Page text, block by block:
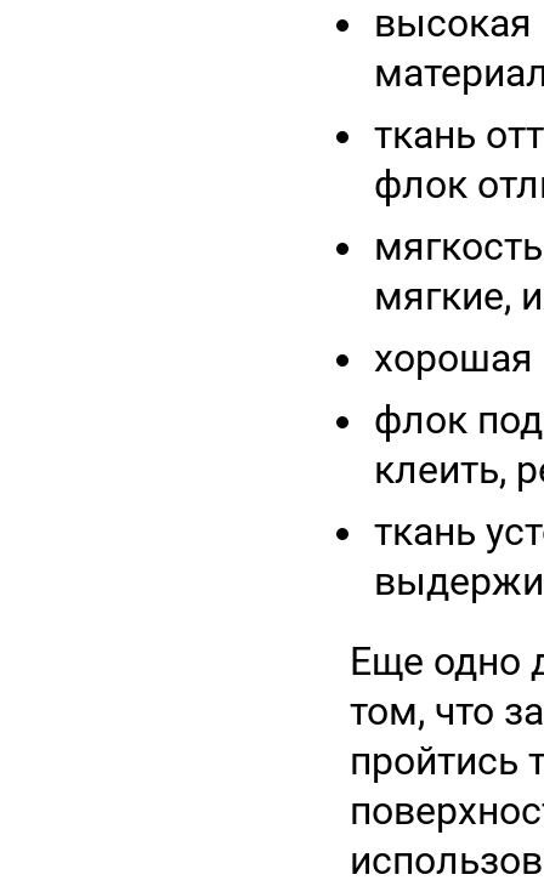
высокая
ткань
флок
мягкие,
хорошая
флок
клеить,
ткань
Еще одно
том, что
пройтись